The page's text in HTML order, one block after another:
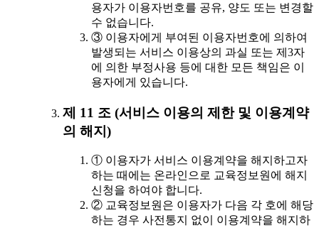
용자가 이용자번호를 공유, 양도 또는 변경할
수 없습니다.
③ 이용자에게 부여된 이용자번호에 의하여
발생되는 서비스 이용상의 과실 또는 제3자
에 의한 부정사용 등에 대한 모든 책임은 이
용자에게 있습니다.
제 11 조 (서비스 이용의 제한 및 이용계약
의 해지)
① 이용자가 서비스 이용계약을 해지하고자
하는 때에는 온라인으로 교육정보원에 해지
신청을 하여야 합니다.
② 교육정보원은 이용자가 다음 각 호에 해당
하는 경우 사전통지 없이 이용계약을 해지하